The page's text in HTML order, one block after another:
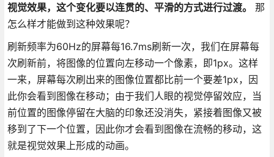
视觉效果，这个变化要以连贯的、平滑的方式进行过渡。
那
怎么样才能做到这种效果呢？
刷新频率为60Hz的屏幕每16.7ms刷新一次，我们在屏幕每
次刷新前，将图像的位置向左移动一个像素，即1px。这样
一来，屏幕每次刷出来的图像位置都比前一个要差1px，因
此你会看到图像在移动；由于我们人眼的视觉停留效应，当
前位置的图像停留在大脑的印象还没消失，紧接着图像又被
移到了下一个位置，因此你才会看到图像在流畅的移动，这
就是视觉效果上形成的动画。